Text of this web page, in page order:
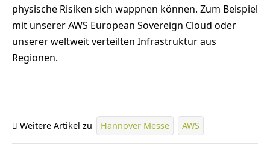
physische Risiken sich wappnen können. Zum Beispiel
mit unserer AWS European Sovereign Cloud oder
unserer weltweit verteilten Infrastruktur aus
Regionen.
Weitere Artikel zu Hannover Messe AWS